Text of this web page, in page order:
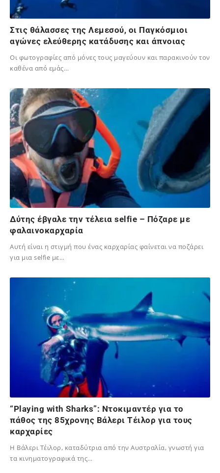
Στις θάλασσες της Λεμεσού, οι Παγκόσμιοι
αγώνες ελεύθερης κατάδυσης και άπνοιας
Οι φωτογραφίες από μόνες τους μαγεύουν και παρακινούν τον
καθένα από εμάς…
Δύτης έβγαλε την τέλεια selfie – Πόζαρε με
φαλαινοκαρχαρία
Αυτή είναι η στιγμή που ένας καρχαρίας φαίνεται να ποζάρει
για μια selfie με…
“Playing with Sharks”: Ντοκιμαντέρ για το
πάθος της 85χρονης Βάλερι Τέιλορ για τους
καρχαρίες
Η Βάλερι Τέιλορ, καταδύτρια από την Αυστραλία, γνωστή για
τα κινηματογραφικά της…